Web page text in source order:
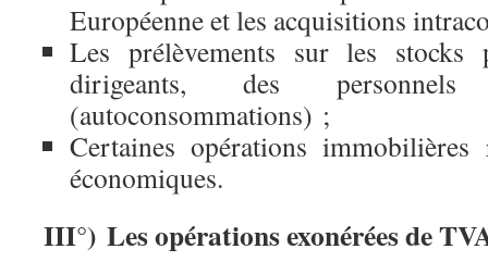
Européenne et les acquisitions
Les prélèvements sur les stocks
dirigeants, des
(autoconsommations) ;
Certaines opérations
économiques.
III°) Les opérations exonérées de